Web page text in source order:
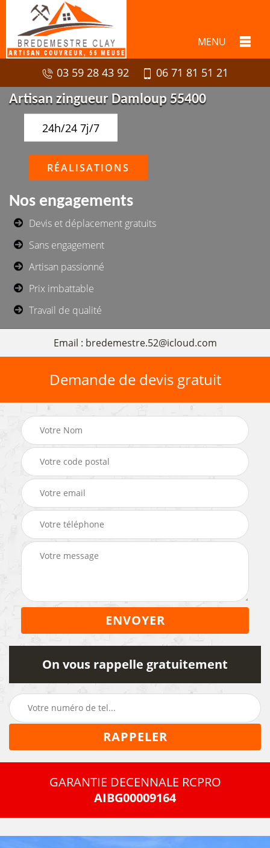
MENU
03 59 28 43 92
06 71 81 51 21
Artisan zingueur Damloup 55400
24h/24 7j/7
RÉALISATIONS
Nos engagements
Devis et déplacement gratuits
Sans engagement
Artisan passionné
Prix imbattable
Travail de qualité
Email : bredemestre.52@icloud.com
Demande de devis gratuit
On vous rappelle gratuitement
GARANTIE DECENNALE RCPRO
AIBG00009164